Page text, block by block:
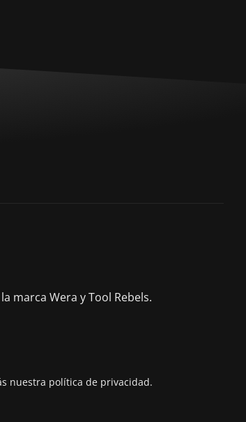
marca Wera y Tool Rebels.
nuestra política de privacidad.